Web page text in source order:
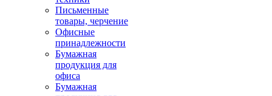
Письменные
товары, черчение
Офисные
принадлежности
Бумажная
продукция для
офиса
Бумажная